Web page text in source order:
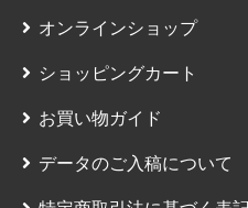
オンラインショップ
ショッピングカート
お買い物ガイド
データのご入稿について